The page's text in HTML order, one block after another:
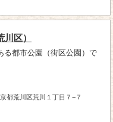
区）
る都市公園（街区公園）で
都荒川区荒川１丁目７−７